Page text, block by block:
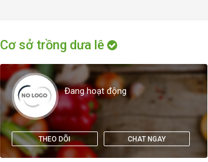
Cơ sở trồng dưa lê
Đang hoạt động
THEO DÕI CHAT NGAY